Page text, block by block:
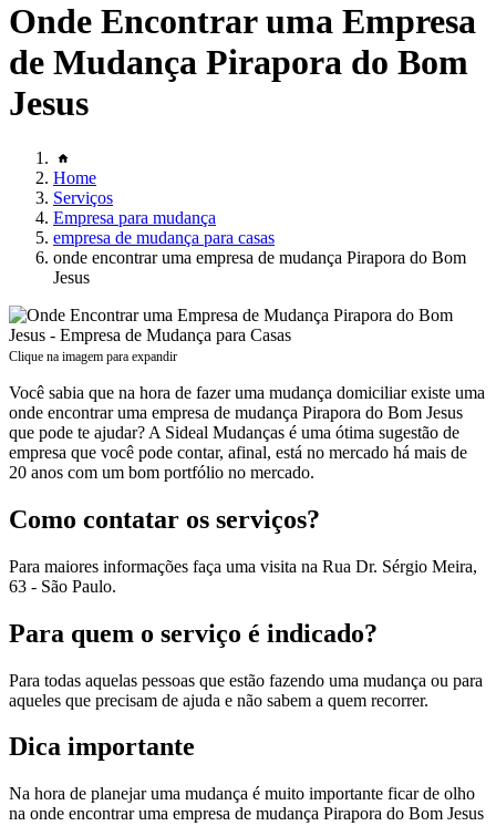
Onde Encontrar uma Empresa
de Mudança Pirapora do Bom
Jesus
Home
Serviços
Empresa para mudança
empresa de mudança para casas
onde encontrar uma empresa de mudança Pirapora do Bom
Jesus
Clique na imagem para expandir
Você sabia que na hora de fazer uma mudança domiciliar existe uma
onde encontrar uma empresa de mudança Pirapora do Bom Jesus
que pode te ajudar? A Sideal Mudanças é uma ótima sugestão de
empresa que você pode contar, afinal, está no mercado há mais de
20 anos com um bom portfólio no mercado.
Como contatar os serviços?
Para maiores informações faça uma visita na Rua Dr. Sérgio Meira,
63 - São Paulo.
Para quem o serviço é indicado?
Para todas aquelas pessoas que estão fazendo uma mudança ou para
aqueles que precisam de ajuda e não sabem a quem recorrer.
Dica importante
Na hora de planejar uma mudança é muito importante ficar de olho
na onde encontrar uma empresa de mudança Pirapora do Bom Jesus